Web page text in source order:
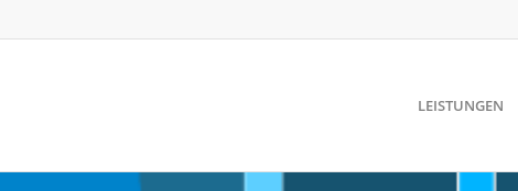
LEISTUNGEN